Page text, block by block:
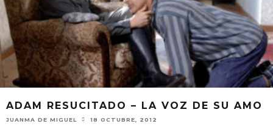
ADAM RESUCITADO – LA VOZ DE SU AMO
JUANMA DE MIGUEL 18 OCTUBRE, 2012